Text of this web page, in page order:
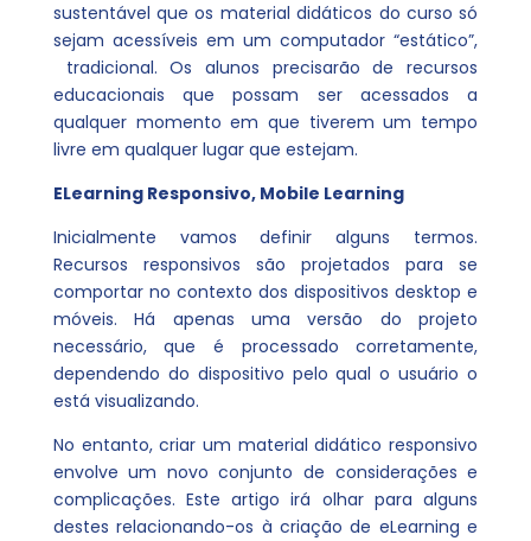
sustentável que os material didáticos do curso só
sejam acessíveis em um computador “estático”,
tradicional. Os alunos precisarão de recursos
educacionais que possam ser acessados a
qualquer momento em que tiverem um tempo
livre em qualquer lugar que estejam.
ELearning Responsivo, Mobile Learning
Inicialmente vamos definir alguns termos.
Recursos responsivos são projetados para se
comportar no contexto dos dispositivos desktop e
móveis. Há apenas uma versão do projeto
necessário, que é processado corretamente,
dependendo do dispositivo pelo qual o usuário o
está visualizando.
No entanto, criar um material didático responsivo
envolve um novo conjunto de considerações e
complicações. Este artigo irá olhar para alguns
destes relacionando-os à criação de eLearning e